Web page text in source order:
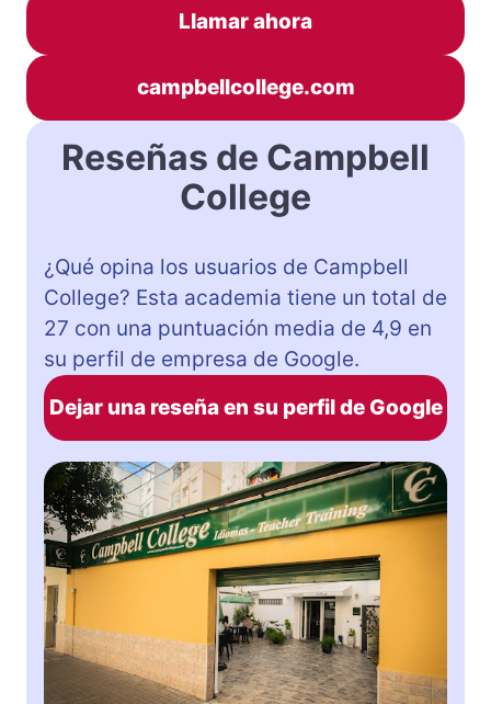
Llamar ahora
campbellcollege.com
Reseñas de Campbell
College
¿Qué opina los usuarios de Campbell
College? Esta academia tiene un total de
27 con una puntuación media de 4,9 en
su perfil de empresa de Google.
Dejar una reseña en su perfil de Google